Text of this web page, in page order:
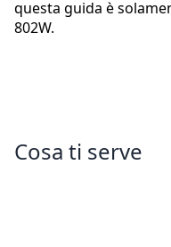
questa guida è
802W.
Cosa ti serve